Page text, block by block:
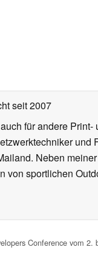
seit 2007
für andere
und
Neben
von sportlichen
Conference vom 2.